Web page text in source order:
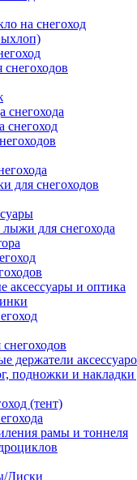
на снегоход
снегохода
снегоход
для снегоходов
для снегохода
аксессуары и оптика
держатели
подножки и накладки
(тент)
рамы и тоннеля
Диски